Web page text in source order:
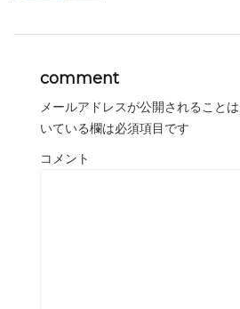
comment
メールアドレスが公開されることは
いている欄は必須項目です
コメント